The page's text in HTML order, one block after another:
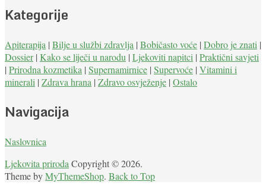
Kategorije
Apiterapija | Bilje u službi zdravlja | Bobičasto voće | Dobro je znati |
Dossier| Kako se liječi u narodu | Ljekoviti napitci | Praktični savjeti
| Prirodna kozmetika | Supernamirnice | Supervoće | Vitamini i
minerali | Zdrava hrana | Zdravo osvježenje | Ostalo
Navigacija
Naslovnica
Ljekovita prirodaCopyright © 2026.
Theme byMyThemeShop. Back to Top